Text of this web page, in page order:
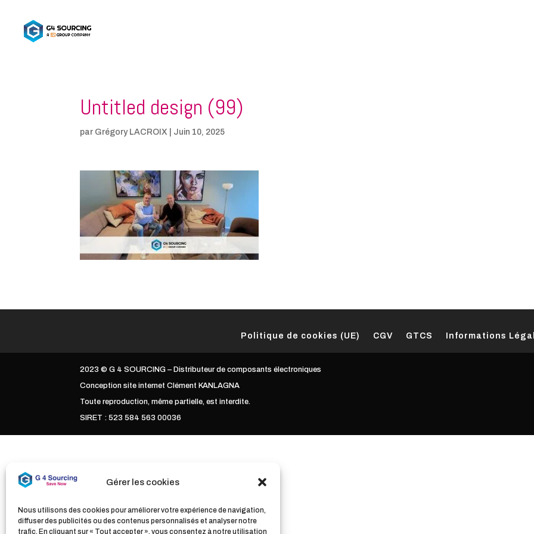
Gérer les cookies
Nous utilisons des cookies pour améliorer votre expérience de navigation,
diffuser des publicités ou des contenus personnalisés et analyser notre
trafic. En cliquant sur « Tout accepter », vous consentez à notre utilisation
Untitled design (99)
par Grégory LACROIX Juin 10, 2025
Politique de cookies (UE) CGV GTCS Informations
2023 © G 4 SOURCING – Distributeur de composants électroniques
Conception site internet Clément KANLAGNA
Toute reproduction, même partielle, est interdite.
SIRET : 523 584 563 00036